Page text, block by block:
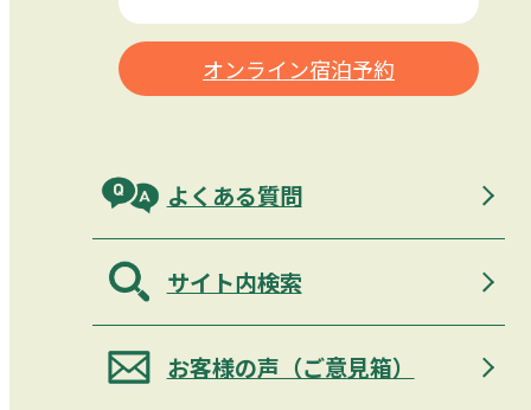
オンライン宿泊予約
よくある質問
サイト内検索
お客様の声（ご意見箱）